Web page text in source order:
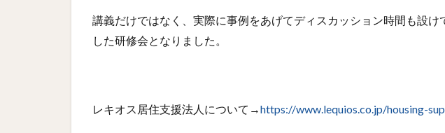
講義だけではなく、実際に事例をあげてディスカッション時間も設け
した研修会となりました。
レキオス居住支援法人について→https://www.lequios.co.jp/housing-